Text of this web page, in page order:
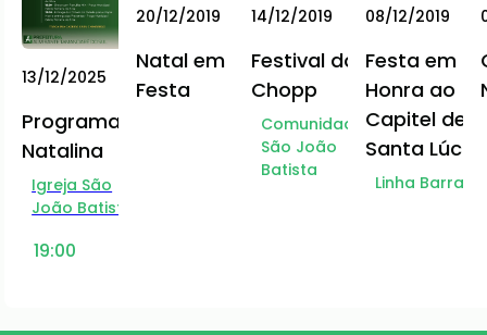
13/12/2025
Programação
Natalina
Igreja São
João Batista
19:00
20/12/2019
Natal em
Festa
14/12/2019
Festival do
Chopp
Comunidade
São João
Batista
08/12/2019
Festa em
Honra ao
Capitel de
Santa Lúcia
Linha Barra